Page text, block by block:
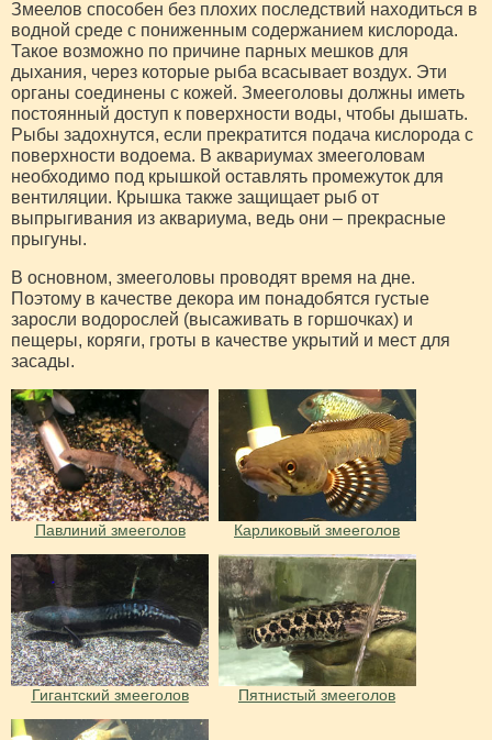
Змеелов способен без плохих последствий находиться в
водной среде с пониженным содержанием кислорода.
Такое возможно по причине парных мешков для
дыхания, через которые рыба всасывает воздух. Эти
органы соединены с кожей. Змееголовы должны иметь
постоянный доступ к поверхности воды, чтобы дышать.
Рыбы задохнутся, если прекратится подача кислорода с
поверхности водоема. В аквариумах змееголовам
необходимо под крышкой оставлять промежуток для
вентиляции. Крышка также защищает рыб от
выпрыгивания из аквариума, ведь они – прекрасные
прыгуны.
В основном, змееголовы проводят время на дне.
Поэтому в качестве декора им понадобятся густые
заросли водорослей (высаживать в горшочках) и
пещеры, коряги, гроты в качестве укрытий и мест для
засады.
Павлиний змееголов Карликовый змееголов
Гигантский змееголов Пятнистый змееголов